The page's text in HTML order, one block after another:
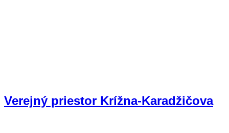
Verejný priestor Krížna-Karadžičova